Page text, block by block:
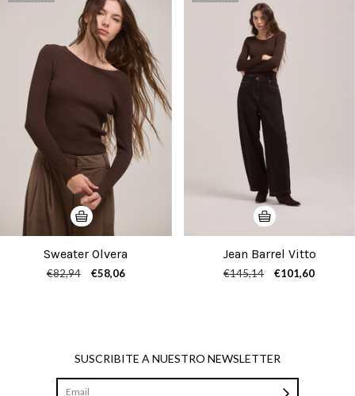
Sweater Olvera
€82,94 €58,06
Jean Barrel Vitto
€145,14 €101,60
SUSCRIBITE A NUESTRO NEWSLETTER